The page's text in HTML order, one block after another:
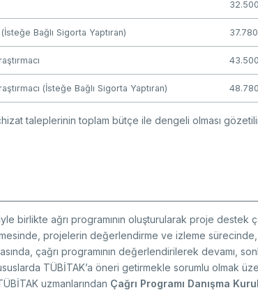
Bağlı Sigorta Yaptıran)
(İsteğe Bağlı Sigorta Yaptıran)
taleplerinin toplam bütçe ile dengeli olması
birlikte ağrı programının oluşturularak proje destek
projelerin değerlendirme ve izleme sürecinde,
çağrı programının değerlendirilerek devamı,
TÜBİTAK’a öneri getirmekle sorumlu olmak
uzmanlarından Çağrı Programı Danışma